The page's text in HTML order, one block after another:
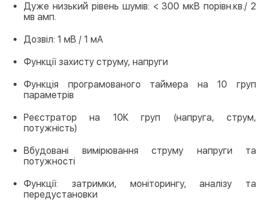
Дуже низький рівень шумів: < 300 мкВ порівн.кв./ 2
мв амп.
Дозвіл: 1 мВ / 1 мА
Функції захисту струму, напруги
Функція програмованого таймера на 10 груп
параметрів
Реєстратор на 10К груп (напруга, струм,
потужність)
Вбудовані вимірювання струму напруги та
потужності
Функції: затримки, моніторингу, аналізу та
передустановки